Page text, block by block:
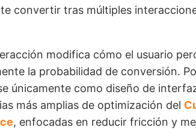
convertir tras múltiples
modifica cómo el usuario
la probabilidad de conversión.
únicamente como diseño de
más amplias de optimización del
, enfocadas en reducir fricción y